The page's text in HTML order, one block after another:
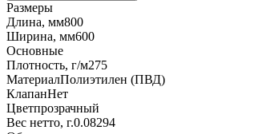
Размеры
Длина, мм800
Ширина, мм600
Основные
Плотность, г/м275
МатериалПолиэтилен (ПВД)
КлапанНет
Цветпрозрачный
Вес нетто, г.0.08294